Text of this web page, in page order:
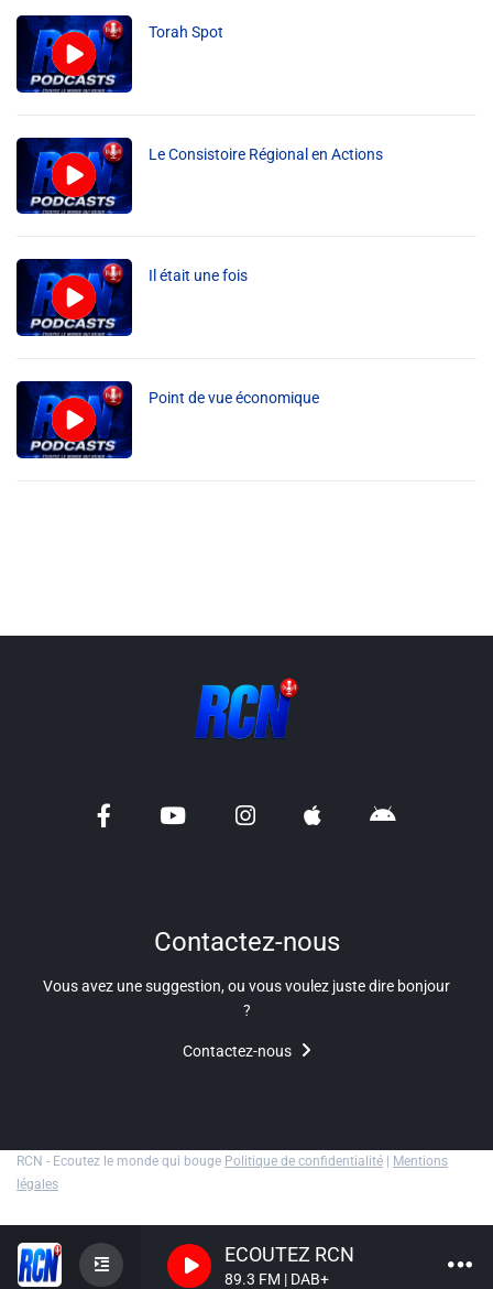
ECOUTEZ RCN
89.3 FM | DAB+
Torah Spot
Le Consistoire Régional en Actions
Il était une fois
Point de vue économique
Contactez-nous
Vous avez une suggestion, ou vous voulez juste dire bonjour
?
Contactez-nous
RCN - Ecoutez le monde qui bouge Politique de confidentialité | Mentions
légales